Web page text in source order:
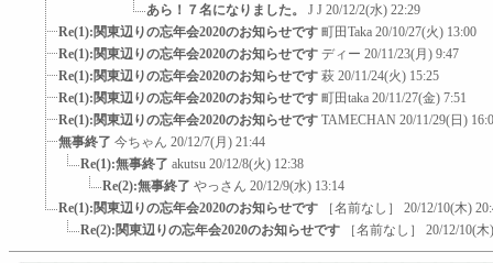
あら！７名になりました。
J J 20/12/2(水) 22:29
Re(1):関東辺りの忘年会2020のお知らせです 町田Taka 20/10/27(火) 13:00
Re(1):関東辺りの忘年会2020のお知らせです ディー 20/11/23(月) 9:47
Re(1):関東辺りの忘年会2020のお知らせです 萩 20/11/24(火) 15:25
Re(1):関東辺りの忘年会2020のお知らせです 町田taka 20/11/27(金) 7:51
Re(1):関東辺りの忘年会2020のお知らせです TAMECHAN 20/11/29(日)
無事終了 今ちゃん 20/12/7(月) 21:44
Re(1):無事終了 akutsu 20/12/8(火) 12:38
Re(2):無事終了 やっさん 20/12/9(水) 13:14
Re(1):関東辺りの忘年会2020のお知らせです
［名前なし］
20/12/10(木)
Re(2):関東辺りの忘年会2020のお知らせです
［名前なし］ 20/12/10(木